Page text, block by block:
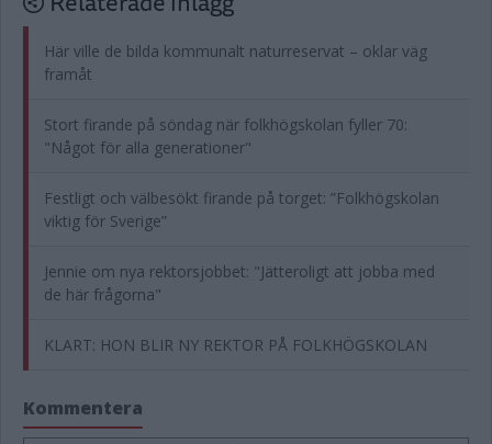
Här ville de bilda kommunalt naturreservat – oklar väg
framåt
Stort firande på söndag när folkhögskolan fyller 70:
"Något för alla generationer"
Festligt och välbesökt firande på torget: ”Folkhögskolan
viktig för Sverige”
Jennie om nya rektorsjobbet: "Jätteroligt att jobba med
de här frågorna"
KLART: HON BLIR NY REKTOR PÅ FOLKHÖGSKOLAN
Kommentera